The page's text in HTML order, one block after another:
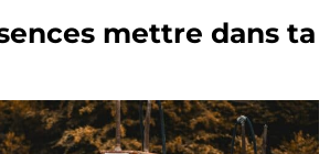
mettre dans ta